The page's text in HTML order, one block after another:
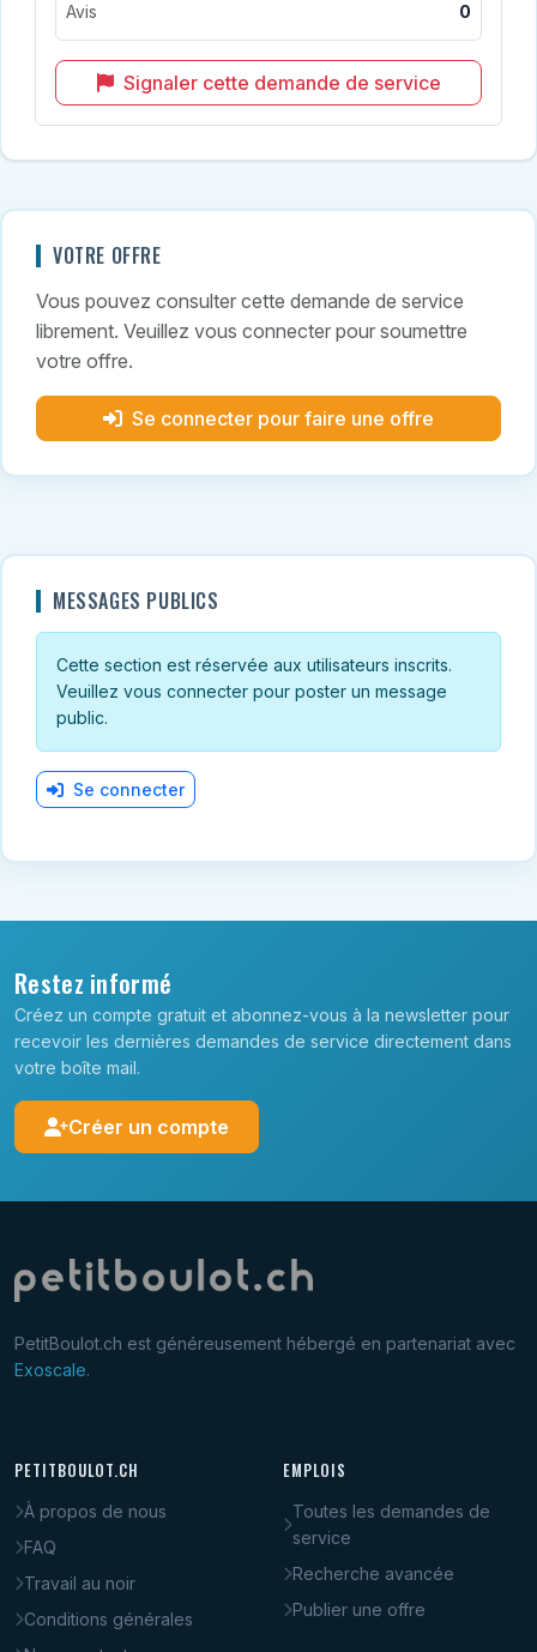
Avis
0
Signaler cette demande de service
VOTRE OFFRE
Vous pouvez consulter cette demande de service
librement. Veuillez vous connecter pour soumettre
votre offre.
Se connecter pour faire une offre
MESSAGES PUBLICS
Cette section est réservée aux utilisateurs inscrits.
Veuillez vous connecter pour poster un message
public.
Se connecter
Restez informé
Créez un compte gratuit et abonnez-vous à la newsletter pour
recevoir les dernières demandes de service directement dans
votre boîte mail.
Créer un compte
PetitBoulot.ch est généreusement hébergé en partenariat avec
Exoscale.
PETITBOULOT.CH
À propos de nous
FAQ
Travail au noir
Conditions générales
EMPLOIS
Toutes les demandes de
service
Recherche avancée
Publier une offre